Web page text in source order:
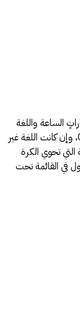
الساعة واللغة
والمنطقة Clock, Language and Region، وإن كانت اللغة غير
تحوي الكرة
في القائمة تحت